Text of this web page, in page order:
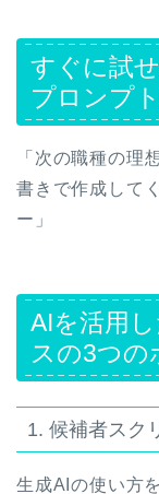
すぐに試
プロンプ
「次の職種の理
書きで作成して
ー」
AIを活用
スの3つの
1. 候補者スク
生成AIの使い方